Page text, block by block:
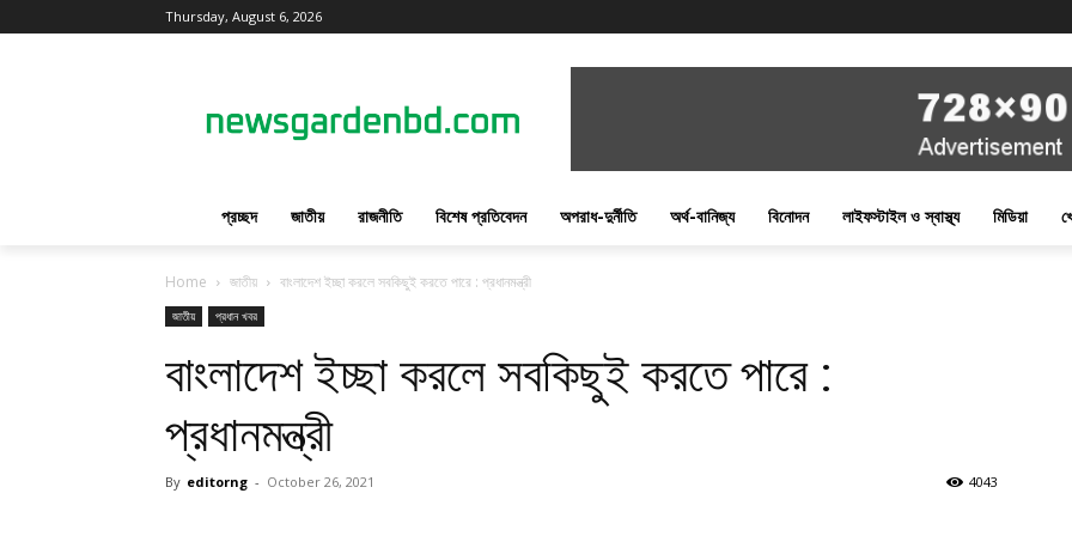
Thursday, August 6, 2026
প্রচ্ছদ জাতীয় রাজনীতি বিশেষ প্রতিবেদন অপরাধ-দুর্নীতি অর্থ-বানিজ্য বিনোদন লাইফস্টাইল ও স্বাস্থ্য মিডিয়া
Home জাতীয় বাংলাদেশ ইচ্ছা করলে সবকিছুই করতে পারে : প্রধানমন্ত্রী
জাতীয় প্রধান খবর
বাংলাদেশ ইচ্ছা করলে সবকিছুই করতে পারে :
প্রধানমন্ত্রী
By editorng - October 26, 2021 4043